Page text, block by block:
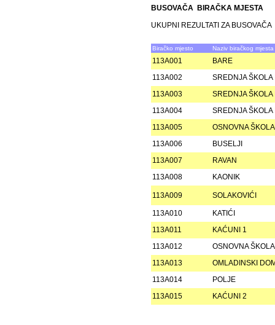
BUSOVAČA BIRAČKA MJESTA
UKUPNI REZULTATI ZA BUSOVAČA
Biračko mjesto Naziv biračkog mjesta
113A001
BARE
113A002
SREDNJA ŠKOLA
113A003
SREDNJA ŠKOLA
113A004
SREDNJA ŠKOLA
113A005
OSNOVNA
113A006
BUSELJI
113A007
RAVAN
113A008
KAONIK
113A009 SOLAKOVIĆI
113A010
KATIĆI
113A011
KAĆUNI 1
113A012
OSNOVNA
113A013
OMLADINSKI
113A014
POLJE
113A015
KAĆUNI 2